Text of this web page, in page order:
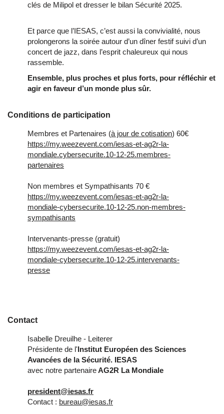
clés de Milipol et dresser le bilan Sécurité 2025.
Et parce que l’IESAS, c’est aussi la convivialité, nous
prolongerons la soirée autour d’un dîner festif suivi d’un
concert de jazz, dans l’esprit chaleureux qui nous
rassemble.
Ensemble, plus proches et plus forts, pour réfléchir et
agir en faveur d’un monde plus sûr.
Conditions de participation
Membres et Partenaires (à jour de cotisation) 60€
https://my.weezevent.com/iesas-et-ag2r-la-
mondiale.cybersecurite.10-12-25.membres-
partenaires
Non membres et Sympathisants 70 €
https://my.weezevent.com/iesas-et-ag2r-la-
mondiale-cybersecurite.10-12-25.non-membres-
sympathisants
Intervenants-presse (gratuit)
https://my.weezevent.com/iesas-et-ag2r-la-
mondiale-cybersecurite.10-12-25.intervenants-
presse
Contact
Isabelle Dreuilhe - Leiterer
Présidente de l'Institut Européen des Sciences
Avancées de la Sécurité. IESAS
avec notre partenaireAG2R La Mondiale
president@iesas.fr
Contact : bureau@iesas.fr